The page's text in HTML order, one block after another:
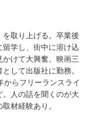
取り上げる。卒業後
学し、街中に溶け込
けて大興奮。映画三
して出版社に勤務。
からフリーランスライ
。人の話を聞くのが大
材経験あり。